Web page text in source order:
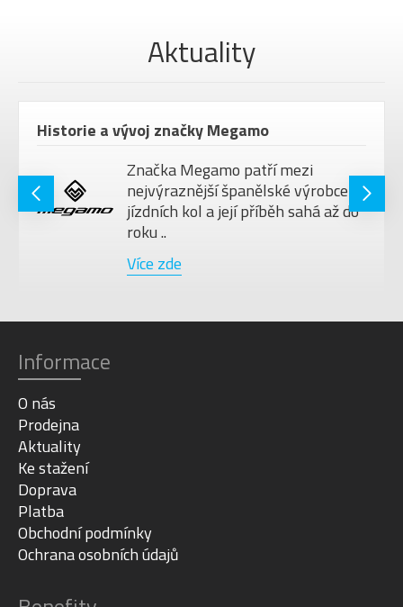
Aktuality
Historie a vývoj značky Megamo
Značka Megamo patří mezi
nejvýraznější španělské výrobce
jízdních kol a její příběh sahá až do
roku ..
Více zde
Informace
O nás
Prodejna
Aktuality
Ke stažení
Doprava
Platba
Obchodní podmínky
Ochrana osobních údajů